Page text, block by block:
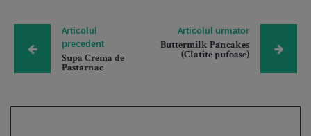
Articolul
precedent
Supa Crema de
Pastarnac
Articolul urmator
Buttermilk Pancakes
(Clatite pufoase)